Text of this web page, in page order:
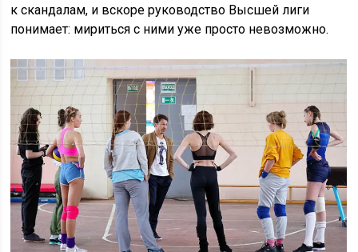
к скандалам, и вскоре руководство Высшей лиги
понимает: мириться с ними уже просто невозможно.